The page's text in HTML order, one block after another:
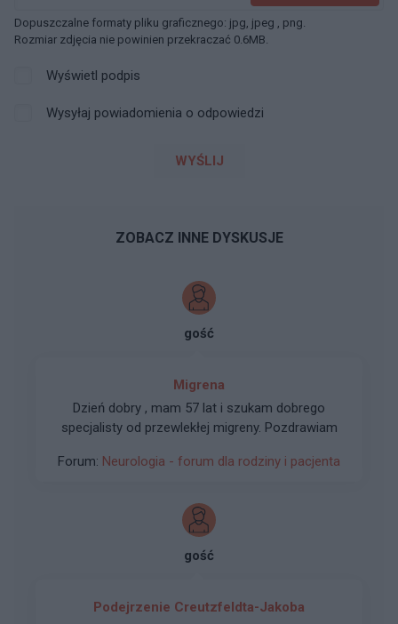
Dopuszczalne formaty pliku graficznego: jpg, jpeg , png.
Rozmiar zdjęcia nie powinien przekraczać 0.6MB.
Wyświetl podpis
Wysyłaj powiadomienia o odpowiedzi
WYŚLIJ
ZOBACZ INNE DYSKUSJE
gość
Migrena
Dzień dobry , mam 57 lat i szukam dobrego
specjalisty od przewlekłej migreny. Pozdrawiam
Forum: Neurologia - forum dla rodziny i pacjenta
gość
Podejrzenie Creutzfeldta-Jakoba